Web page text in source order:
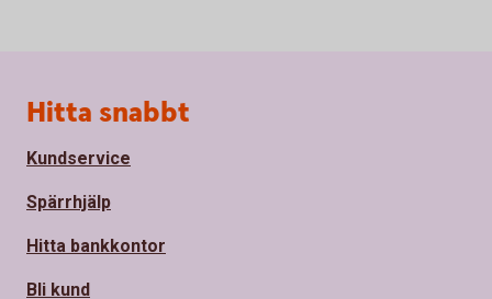
Sidfot
Hitta snabbt
Kundservice
Spärrhjälp
Hitta bankkontor
Bli kund